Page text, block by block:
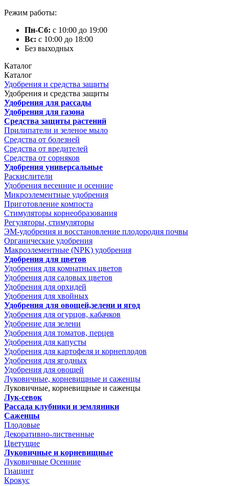
Режим работы:
Пн-Сб: с 10:00 до 19:00
Вс: с 10:00 до 18:00
Без выходных
Каталог
Каталог
Удобрения и средства защиты
Удобрения и средства защиты
Удобрения для рассады
Удобрения для газона
Средства защиты растений
Прилипатели и зеленое мыло
Средства от болезней
Средства от вредителей
Средства от сорняков
Удобрения универсальные
Раскислители
Удобрения весенние и осенние
Микроэлементные удобрения
Приготовление компоста
Стимуляторы корнеобразования
Регуляторы, стимуляторы
ЭМ-удобрения и восстановление плодородия почвы
Органические удобрения
Макроэлементные (NPK) удобрения
Удобрения для цветов
Удобрения для комнатных цветов
Удобрения для садовых цветов
Удобрения для орхидей
Удобрения для хвойных
Удобрения для овощей,зелени и ягод
Удобрения для огурцов, кабачков
Удобрение для зелени
Удобрения для томатов, перцев
Удобрения для капусты
Удобрения для картофеля и корнеплодов
Удобрения для ягодных
Удобрения для овощей
Луковичные, корневищные и саженцы
Луковичные, корневищные и саженцы
Лук-севок
Рассада клубники и земляники
Саженцы
Плодовые
Декоративно-лиственные
Цветущие
Луковичные и корневищные
Луковичные Осенние
Гиацинт
Крокус